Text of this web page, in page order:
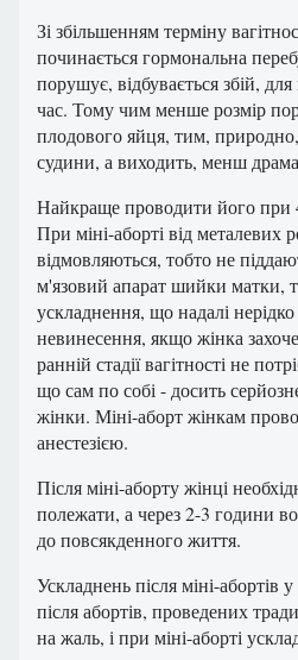
Зі збільшенням терміну
починається гормональна
порушує, відбувається збій,
час. Тому чим менше розмір
плодового яйця, тим,
судини, а виходить, менш
Найкраще проводити його при
При міні-аборті від металевих
відмовляються, тобто не
м'язовий апарат шийки матки,
ускладнення, що надалі
невинесення, якщо жінка
ранній стадії вагітності не
що сам по собі - досить
жінки. Міні-аборт жінкам
анестезією.
Після міні-аборту жінці
полежати, а через 2-3 години
до повсякденного життя.
Ускладнень після міні-абортів
після абортів, проведених
на жаль, і при міні-аборті